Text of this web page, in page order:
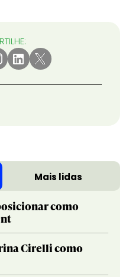
Mais lidas
como
Cirelli como